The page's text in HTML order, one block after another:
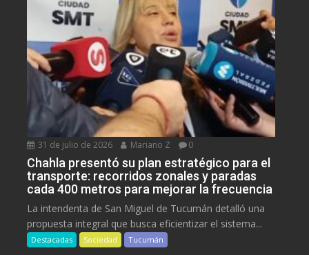
31 de julio de 2026 Mariano Z 0
Chahla presentó su plan estratégico para el
transporte: recorridos zonales y paradas
cada 400 metros para mejorar la frecuencia
La intendenta de San Miguel de Tucumán detalló una
propuesta integral que busca eficientizar el sistema...
Destacadas Sociedad Tucumán